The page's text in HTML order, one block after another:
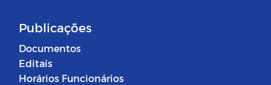
Publicações
Documentos
Editais
Horários Funcionários